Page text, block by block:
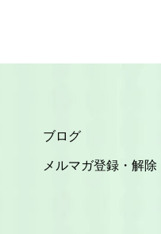
ブログ
メルマガ登録・解除